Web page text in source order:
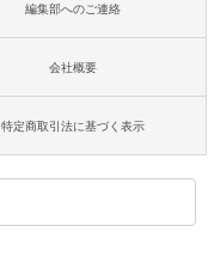
編集部へのご連絡
会社概要
特定商取引法に基づく表示